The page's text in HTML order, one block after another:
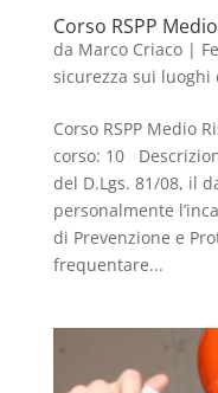
Corso RSPP
da Marco Criaco|
sicurezza sui luoghi
Corso RSPP Medio
corso: 10
del D.Lgs. 81/08, il
personalmente
di Prevenzione e
frequentare...